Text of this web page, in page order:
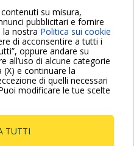
su misura,
pubblicitari e fornire
la nostra Politica sui cookie
di acconsentire a tutti i
oppure andare su
all’uso di alcune categorie
(X) e continuare la
di quelli necessari
modificare le tue scelte
TUTTI
anche le Domande più
FAQ